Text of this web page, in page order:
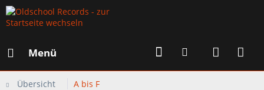
Menü
Übersicht A bis F